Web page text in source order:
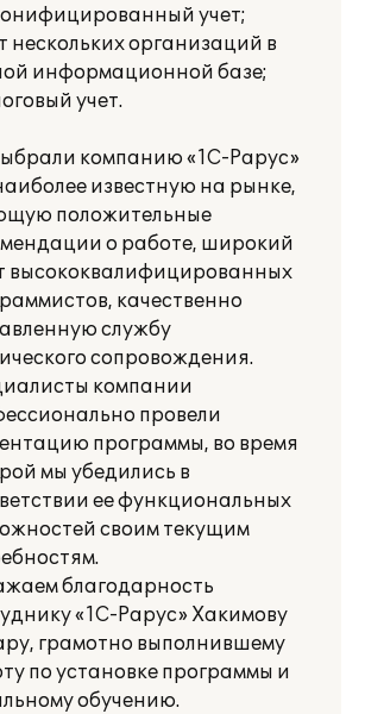
учет;
нескольких организаций в
информационной базе;
учет.
компанию «1С-Рарус»
известную на рынке,
положительные
о работе, широкий
высококвалифицированных
качественно
службу
сопровождения.
компании
провели
программы, во время
мы убедились в
ее функциональных
своим текущим
благодарность
«1С-Рарус» Хакимову
грамотно выполнившему
по установке программы и
обучению.